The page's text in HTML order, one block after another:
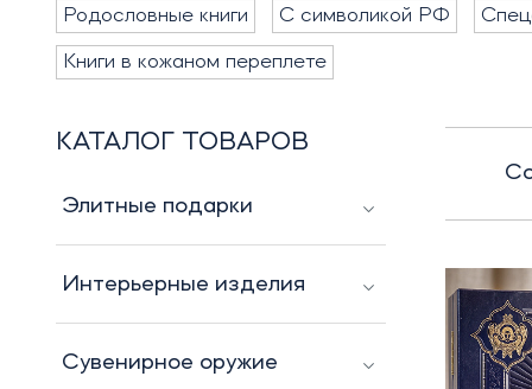
Родословные книги С символикой РФ
Книги в кожаном переплете
КАТАЛОГ ТОВАРОВ
Элитные подарки
Интерьерные изделия
Сувенирное оружие